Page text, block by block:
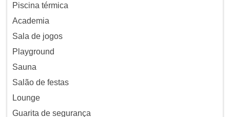
Piscina térmica
Academia
Sala de jogos
Playground
Sauna
Salão de festas
Lounge
Guarita de segurança